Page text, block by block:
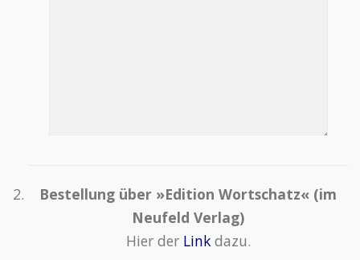
Bestellung über »Edition Wortschatz« (im
Neufeld Verlag)
Hier der Linkdazu.